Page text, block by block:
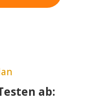
ab: